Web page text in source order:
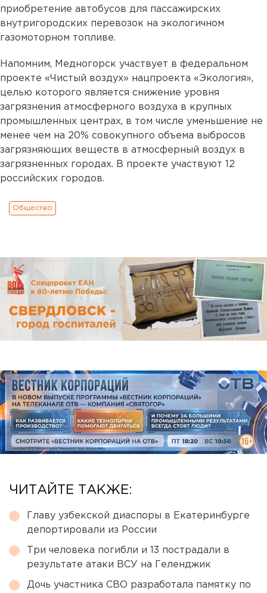
приобретение автобусов для пассажирских
внутригородских перевозок на экологичном
газомоторном топливе.
Напомним, Медногорск участвует в федеральном
проекте «Чистый воздух» нацпроекта «Экология»,
целью которого является снижение уровня
загрязнения атмосферного воздуха в крупных
промышленных центрах, в том числе уменьшение не
менее чем на 20% совокупного объема выбросов
загрязняющих веществ в атмосферный воздух в
загрязненных городах. В проекте участвуют 12
российских городов.
Общество
ЧИТАЙТЕ ТАКЖЕ:
Главу узбекской диаспоры в Екатеринбурге
депортировали из России
Три человека погибли и 13 пострадали в
результате атаки ВСУ на Геленджик
Дочь участника СВО разработала памятку по